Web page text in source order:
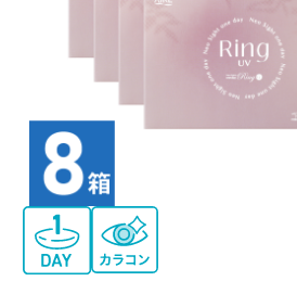
遠近両用 コンタクトレンズ
コンタクトレンズ
ハード コンタクトレンズ
ソフト
定期便
アイレ
はじめての方へ
おトク定期便
Myクーポン
ご利用案内